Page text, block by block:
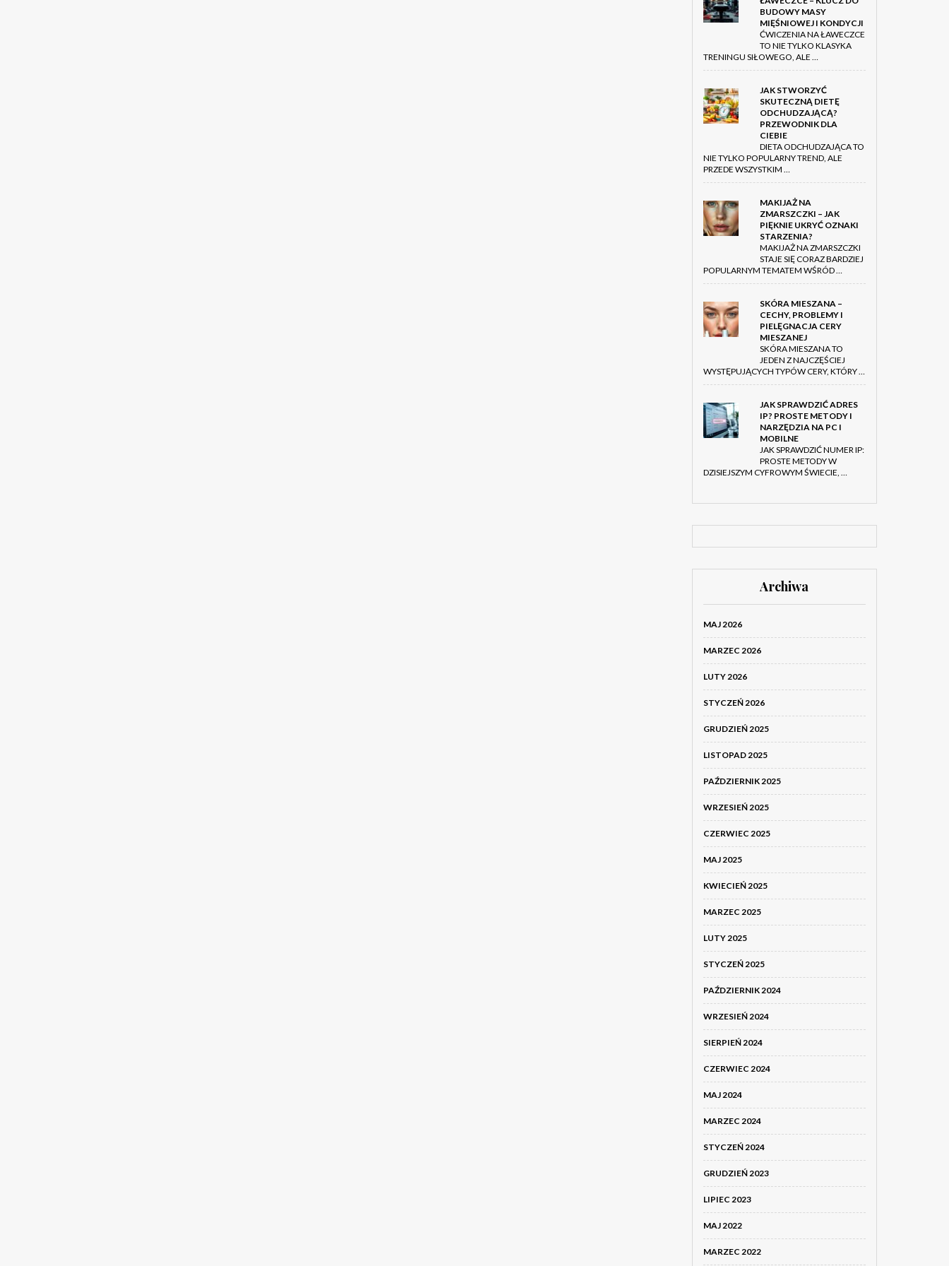
BUDOWY MASY
MIĘŚNIOWEJ I KONDYCJI
ĆWICZENIA NA ŁAWECZCE
TO NIE TYLKO KLASYKA
TRENINGU SIŁOWEGO, ALE …
JAK STWORZYĆ
SKUTECZNĄ DIETĘ
ODCHUDZAJĄCĄ?
PRZEWODNIK DLA
CIEBIE
DIETA ODCHUDZAJĄCA TO
NIE TYLKO POPULARNY TREND, ALE
PRZEDE WSZYSTKIM …
MAKIJAŻ NA
ZMARSZCZKI – JAK
PIĘKNIE UKRYĆ OZNAKI
STARZENIA?
MAKIJAŻ NA ZMARSZCZKI
STAJE SIĘ CORAZ BARDZIEJ
POPULARNYM TEMATEM WŚRÓD …
SKÓRA MIESZANA –
CECHY, PROBLEMY I
PIELĘGNACJA CERY
MIESZANEJ
SKÓRA MIESZANA TO
JEDEN Z NAJCZĘŚCIEJ
WYSTĘPUJĄCYCH TYPÓW CERY, KTÓRY …
JAK SPRAWDZIĆ ADRES
IP? PROSTE METODY I
NARZĘDZIA NA PC I
MOBILNE
JAK SPRAWDZIĆ NUMER IP:
PROSTE METODY W
DZISIEJSZYM CYFROWYM ŚWIECIE, …
Archiwa
MAJ 2026
MARZEC 2026
LUTY 2026
STYCZEŃ 2026
GRUDZIEŃ 2025
LISTOPAD 2025
PAŹDZIERNIK 2025
WRZESIEŃ 2025
CZERWIEC 2025
MAJ 2025
KWIECIEŃ 2025
MARZEC 2025
LUTY 2025
STYCZEŃ 2025
PAŹDZIERNIK 2024
WRZESIEŃ 2024
SIERPIEŃ 2024
CZERWIEC 2024
MAJ 2024
MARZEC 2024
STYCZEŃ 2024
GRUDZIEŃ 2023
LIPIEC 2023
MAJ 2022
MARZEC 2022